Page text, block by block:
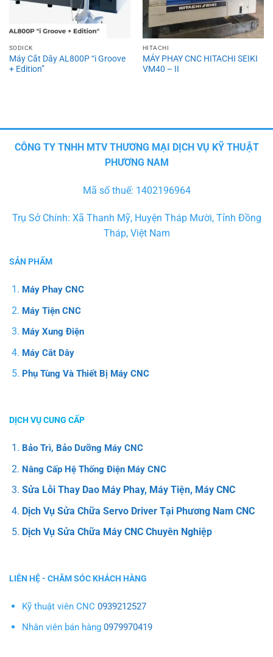
SODICK
Máy Cắt Dây AL800P “i Groove
+ Edition”
HITACHI
MÁY PHAY CNC HITACHI SEIKI
VM40 – II
CÔNG TY TNHH MTV THƯƠNG MẠI DỊCH VỤ KỸ THUẬT
PHƯƠNG NAM
Mã số thuế: 1402196964
Trụ Sở Chính: Xã Thanh Mỹ, Huyện Tháp Mười, Tỉnh Đồng
Tháp, Việt Nam
SẢN PHẨM
Máy Phay CNC
Máy Tiện CNC
Máy Xung Điện
Máy Cắt Dây
Phụ Tùng Và Thiết Bị Máy CNC
DỊCH VỤ CUNG CẤP
Bảo Trì, Bảo Dưỡng Máy CNC
Nâng Cấp Hệ Thống Điện Máy CNC
Sửa Lỗi Thay Dao Máy Phay, Máy Tiện, Máy CNC
Dịch Vụ Sửa Chữa Servo Driver Tại Phương Nam CNC
Dịch Vụ Sửa Chữa Máy CNC Chuyên Nghiệp
LIÊN HỆ - CHĂM SÓC KHÁCH HÀNG
Kỹ thuật viên CNC 0939212527
Nhân viên bán hàng 0979970419